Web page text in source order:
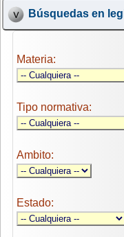
Búsquedas en
Materia:
Tipo normativa:
Ambito:
Estado: